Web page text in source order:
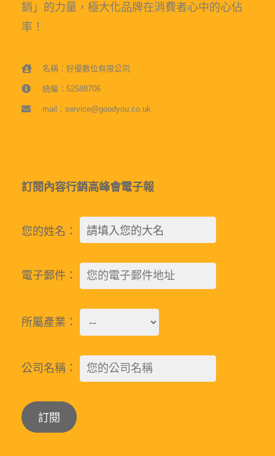
銷」的力量，極大化品牌在消費者心中的心佔
率！
名稱：好優數位有限公司
統編：52588706
mail：service@goodyou.co.uk
訂閱內容行銷高峰會電子報
您的姓名：
電子郵件：
所屬產業：
公司名稱：